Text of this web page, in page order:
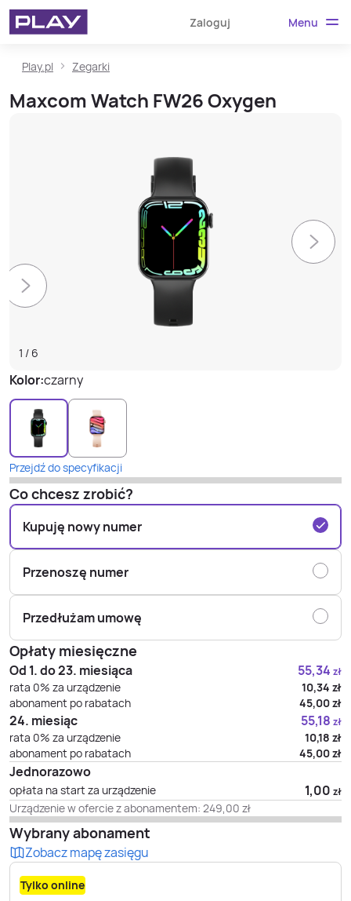
Zaloguj Menu
Play.pl Zegarki
Maxcom Watch FW26 Oxygen
1 / 6
Kolor:czarny
Przejdź do specyfikacji
Co chcesz zrobić?
Kupuję nowy numer
Przenoszę numer
Przedłużam umowę
Opłaty miesięczne
Od 1. do 23. miesiąca 55,34 zł
rata 0% za urządzenie 10,34 zł
abonament po rabatach
45,00zł
24. miesiąc 55,18 zł
rata 0% za urządzenie 10,18 zł
abonament po rabatach
45,00zł
Jednorazowo
opłata na start za urządzenie 1,00 zł
Urządzenie w ofercie z abonamentem: 249,00 zł
Wybrany abonament
Zobacz mapę zasięgu
Tylko online